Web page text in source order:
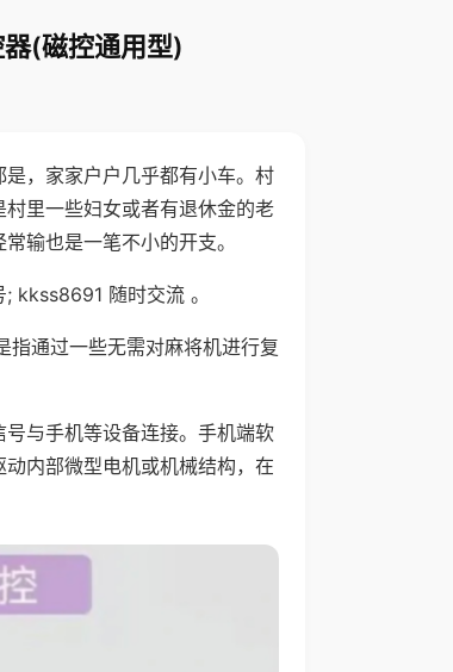
(磁控通用型)
，家家户户几乎都有小车。村
里一些妇女或者有退休金的老
输也是一笔不小的开支。
kkss8691 随时交流 。
指通过一些无需对麻将机进行复
与手机等设备连接。手机端软
内部微型电机或机械结构，在